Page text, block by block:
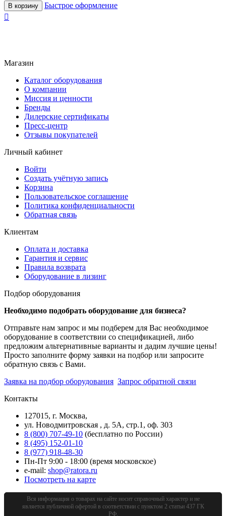
В корзину
Быстрое оформление

Магазин
Каталог оборудования
О компании
Миссия и ценности
Бренды
Дилерские сертификаты
Пресс-центр
Отзывы покупателей
Личный кабинет
Войти
Создать учётную запись
Корзина
Пользовательское соглашение
Политика конфиденциальности
Обратная связь
Клиентам
Оплата и доставка
Гарантия и сервис
Правила возврата
Оборудование в лизинг
Подбор оборудования
Необходимо подобрать оборудование для бизнеса?
Отправьте нам запрос и мы подберем для Вас необходимое
оборудование в соответствии со спецификацией, либо
предложим альтернативные варианты и дадим лучшие цены!
Просто заполните форму заявки на подбор или запросите
обратную связь с Вами.
Заявка на подбор оборудования Запрос обратной связи
Контакты
127015, г. Москва,
ул. Новодмитровская , д. 5А, стр.1, оф. 303
8 (800) 707-49-10 (бесплатно по России)
8 (495) 152-01-10
8 (977) 918-48-30
Пн-Пт 9:00 - 18:00 (время московское)
e-mail: shop@ratora.ru
Посмотреть на карте
Вся информация о товарах на сайте носит справочный характер и не
является публичной офертой в соответствии с пунктом 2 статьи 437 ГК
РФ.